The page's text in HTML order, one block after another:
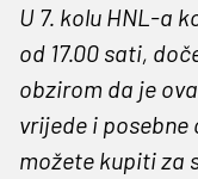
U 7. kolu HNL-a
od 17.00 sati,
obzirom da je
vrijede i posebne
možete kupiti za